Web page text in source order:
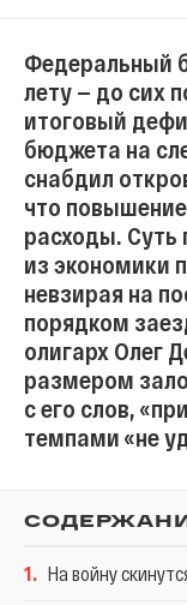
Федеральный
лету — до сих
итоговый
бюджета на
снабдил
что
расходы. Суть
из экономики
невзирая на
порядком
олигарх Олег
размером
с его слов,
темпами «не
1. На войну